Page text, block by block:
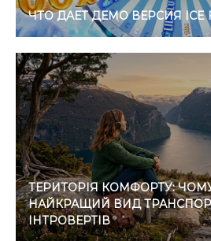
ЧТО ДАЕТ ДЕМО ВЕРСИЯ ICE
ТЕРИТОРІЯ КОМФОРТУ:
НАЙКРАЩИЙ ВИД
ІНТРОВЕРТІВ